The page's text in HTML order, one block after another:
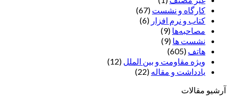
کارگاه و نشست (67)
کتاب و نرم افزار (6)
مصاحبه‌ها (9)
نشست ها (9)
هاتف (605)
ویژه مقاومت و بین الملل (12)
یادداشت‌ و مقاله (22)
آرشیو مقالات